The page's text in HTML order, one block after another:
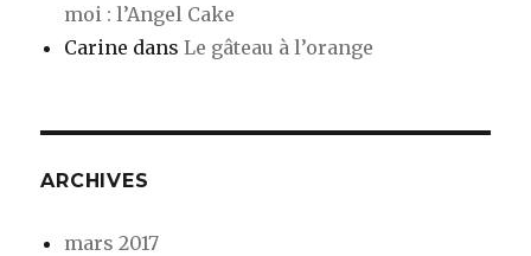
moi : l’Angel Cake
Carine dansLe gâteau à l’orange
ARCHIVES
mars 2017